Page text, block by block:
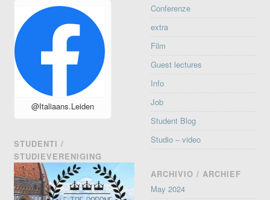
@Italiaans.Leiden
STUDENTI /
STUDIEVERENIGING
Conferenze
extra
Film
Guest lectures
Info
Job
Student Blog
Studio – video
ARCHIVIO / ARCHIEF
May 2024